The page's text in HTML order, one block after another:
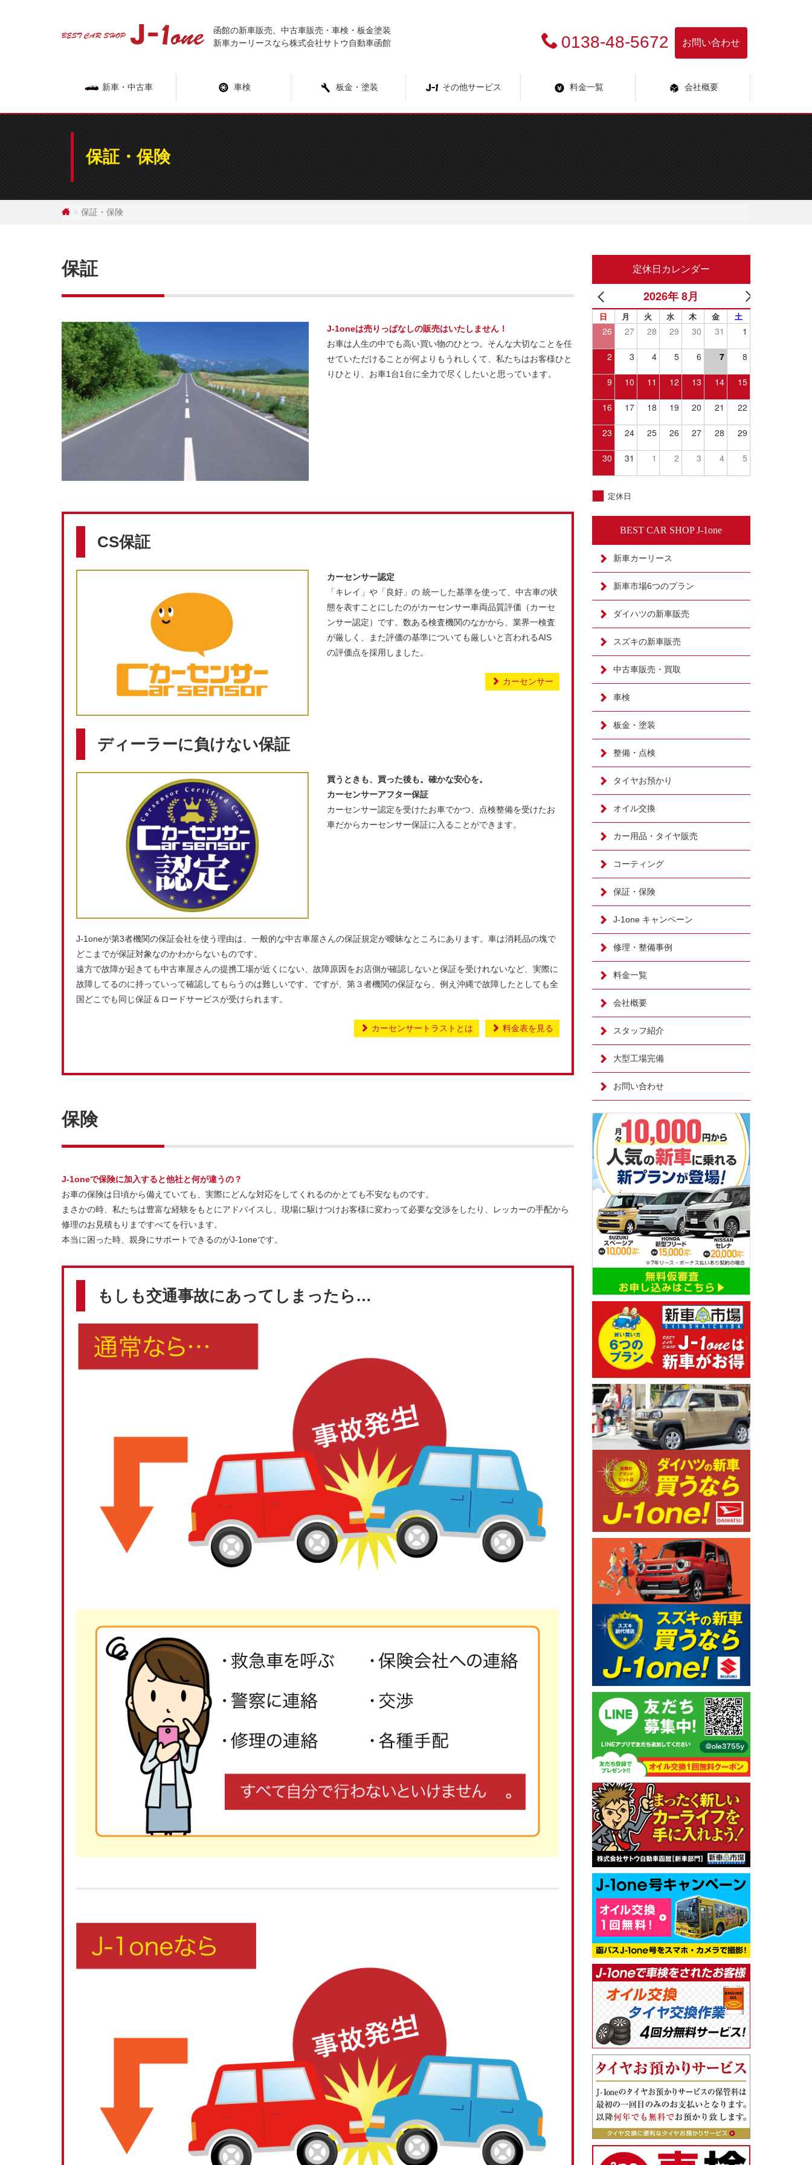
函館の新車販売、中古車販売・車検・板金塗装
新車カーリースなら株式会社サトウ自動車函館
0138-48-5672 お問い合わせ
新車・中古車 車検 板金・塗装 その他サービス 料金一覧 会社概要
保証・保険
保証・保険
保証
J-1oneは売りっぱなしの販売はいたしません！
お車は人生の中でも高い買い物のひとつ。そんな大切なことを任
せていただけることが何よりもうれしくて、私たちはお客様ひと
りひとり、お車1台1台に全力で尽くしたいと思っています。
CS保証
カーセンサー認定
「キレイ」や「良好」の 統一した基準を使って、中古車の状
態を表すことにしたのがカーセンサー車両品質評価（カーセ
ンサー認定）です。数ある検査機関のなかから、業界一検査
が厳しく、また評価の基準についても厳しいと言われるAIS
の評価点を採用しました。
カーセンサー
ディーラーに負けない保証
買うときも、買った後も。確かな安心を。
カーセンサーアフター保証
カーセンサー認定を受けたお車でかつ、点検整備を受けたお
車だからカーセンサー保証に入ることができます。
J-1oneが第3者機関の保証会社を使う理由は、一般的な中古車屋さんの保証規定が曖昧なところにあります。車は消耗品の塊で
どこまでが保証対象なのかわからないものです。
遠方で故障が起きても中古車屋さんの提携工場が近くにない、故障原因をお店側が確認しないと保証を受けれないなど、実際に
故障してるのに持っていって確認してもらうのは難しいです。ですが、第３者機関の保証なら、例え沖縄で故障したとしても全
国どこでも同じ保証＆ロードサービスが受けられます。
カーセンサートラストとは 料金表を見る
保険
J-1oneで保険に加入すると他社と何が違うの？
お車の保険は日頃から備えていても、実際にどんな対応をしてくれるのかとても不安なものです。
まさかの時、私たちは豊富な経験をもとにアドバイスし、現場に駆けつけお客様に変わって必要な交渉をしたり、レッカーの手配から
修理のお見積もりまですべてを行います。
本当に困った時、親身にサポートできるのがJ-1oneです。
もしも交通事故にあってしまったら…
定休日カレンダー
2026年 8月
日 月 火 水 木 金 土
26 27 28 29 30 31 1
2 3 4 5 6 7 8
9 10 11 12 13 14 15
16 17 18 19 20 21 22
23 24 25 26 27 28 29
30 31 1 2 3 4 5
定休日
BEST CAR SHOP J-1one
新車カーリース
新車市場6つのプラン
ダイハツの新車販売
スズキの新車販売
中古車販売・買取
車検
板金・塗装
整備・点検
タイヤお預かり
オイル交換
カー用品・タイヤ販売
コーティング
保証・保険
J-1one キャンペーン
修理・整備事例
料金一覧
会社概要
スタッフ紹介
大型工場完備
お問い合わせ